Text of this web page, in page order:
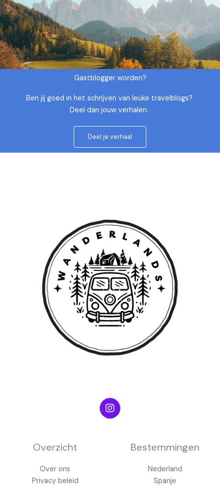
Gastblogger worden?
Ben jij goed in het schrijven van leuke travelblogs?
Deel dan jouw verhalen.
Deel je verhaal
I
n
s
Overzicht
Over ons
Privacy beleid
Bestemmingen
Nederland
Spanje